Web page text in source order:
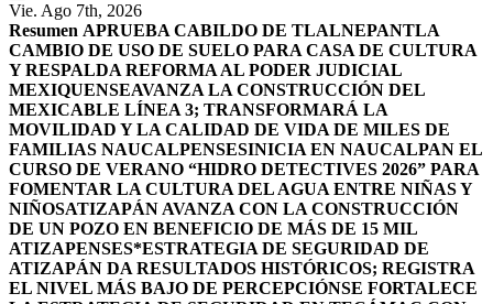
Vie. Ago 7th, 2026
Resumen APRUEBA CABILDO DE TLALNEPANTLA
CAMBIO DE USO DE SUELO PARA CASA DE CULTURA
Y RESPALDA REFORMA AL PODER JUDICIAL
MEXIQUENSEAVANZA LA CONSTRUCCIÓN DEL
MEXICABLE LÍNEA 3; TRANSFORMARÁ LA
MOVILIDAD Y LA CALIDAD DE VIDA DE MILES DE
FAMILIAS NAUCALPENSESINICIA EN NAUCALPAN EL
CURSO DE VERANO “HIDRO DETECTIVES 2026” PARA
FOMENTAR LA CULTURA DEL AGUA ENTRE NIÑAS Y
NIÑOSATIZAPÁN AVANZA CON LA CONSTRUCCIÓN
DE UN POZO EN BENEFICIO DE MÁS DE 15 MIL
ATIZAPENSES*ESTRATEGIA DE SEGURIDAD DE
ATIZAPÁN DA RESULTADOS HISTÓRICOS; REGISTRA
EL NIVEL MÁS BAJO DE PERCEPCIÓNSE FORTALECE